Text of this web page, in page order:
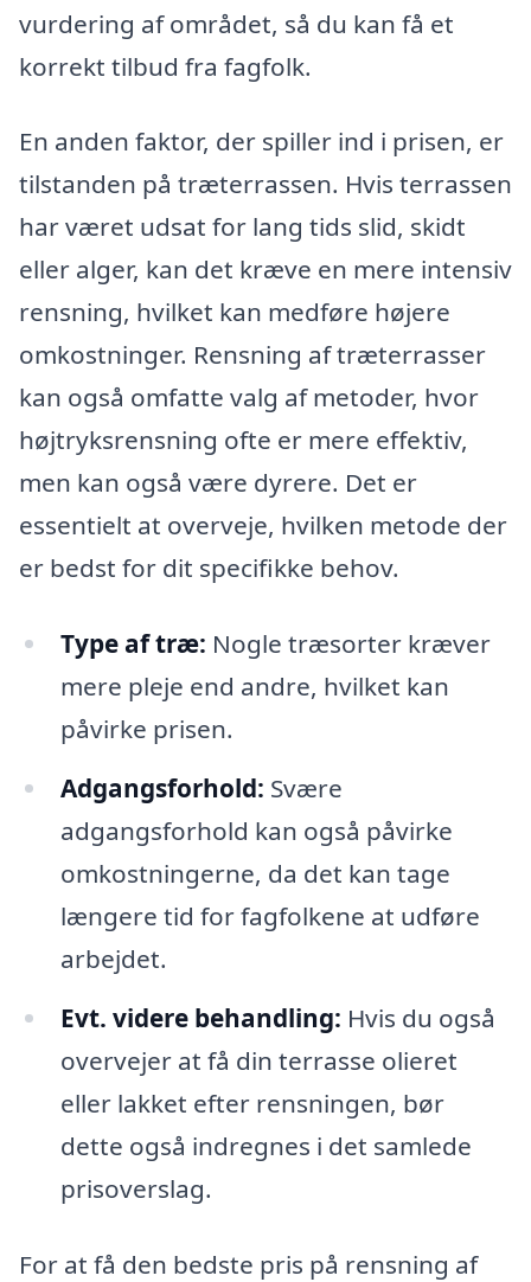
vurdering af området, så du kan få et
korrekt tilbud fra fagfolk.
En anden faktor, der spiller ind i prisen, er
tilstanden på træterrassen. Hvis terrassen
har været udsat for lang tids slid, skidt
eller alger, kan det kræve en mere intensiv
rensning, hvilket kan medføre højere
omkostninger. Rensning af træterrasser
kan også omfatte valg af metoder, hvor
højtryksrensning ofte er mere effektiv,
men kan også være dyrere. Det er
essentielt at overveje, hvilken metode der
er bedst for dit specifikke behov.
Type af træ: Nogle træsorter kræver
mere pleje end andre, hvilket kan
påvirke prisen.
Adgangsforhold: Svære
adgangsforhold kan også påvirke
omkostningerne, da det kan tage
længere tid for fagfolkene at udføre
arbejdet.
Evt. videre behandling: Hvis du også
overvejer at få din terrasse olieret
eller lakket efter rensningen, bør
dette også indregnes i det samlede
prisoverslag.
For at få den bedste pris på rensning af